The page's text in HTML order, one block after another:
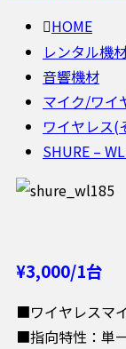
HOME
レンタル機
音響機材
マイク/ワイ
ワイヤレス(
SHURE –
¥3,000/1台
■ワイヤレスマ
■指向特性：単